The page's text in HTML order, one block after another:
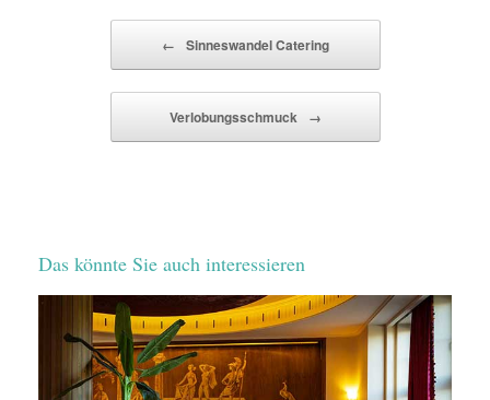
← Sinneswandel Catering
Verlobungsschmuck →
Das könnte Sie auch interessieren